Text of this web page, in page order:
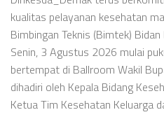
kualitas pelayanan kesehatan
Bimbingan Teknis (Bimtek)
Senin, 3 Agustus 2026 mulai
bertempat di Ballroom Wakil
dihadiri oleh Kepala Bidang
Ketua Tim Kesehatan Keluarga